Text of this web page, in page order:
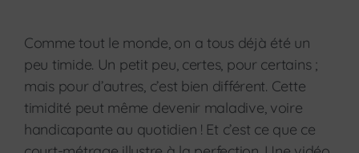
Comme tout le monde, on a tous déjà été un
peu timide. Un petit peu, certes, pour certains ;
mais pour d’autres, c’est bien différent. Cette
timidité peut même devenir maladive, voire
handicapante au quotidien ! Et c’est ce que ce